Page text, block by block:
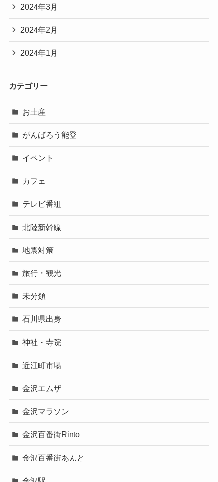
2024年3月
2024年2月
2024年1月
カテゴリー
お土産
がんばろう能登
イベント
カフェ
テレビ番組
北陸新幹線
地震対策
旅行・観光
未分類
石川県出身
神社・寺院
近江町市場
金沢エムザ
金沢マラソン
金沢百番街Rinto
金沢百番街あんと